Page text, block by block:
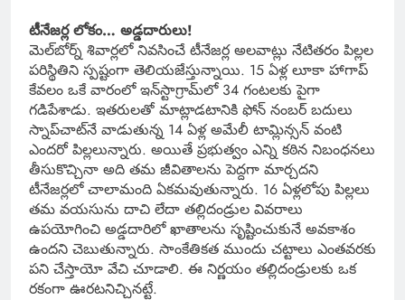
టీనేజర్ల లోకం… అడ్డదారులు!
మెల్‌బోర్న్ శివార్లలో నివసించే టీనేజర్ల అలవాట్లు నేటితరం పిల్లల
పరిస్థితిని స్పష్టంగా తెలియజేస్తున్నాయి. 15 ఏళ్ల లూకా హాగాప్
కేవలం ఒకే వారంలో ఇన్‌స్టాగ్రామ్‌లో 34 గంటలకు పైగా
గడిపేశాడు. ఇతరులతో మాట్లాడటానికి ఫోన్ నంబర్ బదులు
స్నాప్‌చాట్‌నే వాడుతున్న 14 ఏళ్ల అమేలీ టామ్లిన్సన్ వంటి
ఎందరో పిల్లలున్నారు. అయితే ప్రభుత్వం ఎన్ని కఠిన నిబంధనలు
తీసుకొచ్చినా అది తమ జీవితాలను పెద్దగా మార్చదని
టీనేజర్లలో చాలామంది ఏకమవుతున్నారు. 16 ఏళ్లలోపు పిల్లలు
తమ వయసును దాచి లేదా తల్లిదండ్రుల వివరాలు
ఉపయోగించి అడ్డదారిలో ఖాతాలను సృష్టించుకునే అవకాశం
ఉందని చెబుతున్నారు. సాంకేతికత ముందు చట్టాలు ఎంతవరకు
పని చేస్తాయో వేచి చూడాలి. ఈ నిర్ణయం తల్లిదండ్రులకు ఒక
రకంగా ఊరటనిచ్చినట్టే.